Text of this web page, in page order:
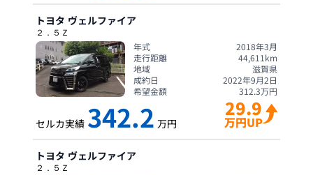
トヨタ ヴェルファイア
２．５Ｚ
年式
2018年3月
走行距離
44,611 km
地域
滋賀県
成約日
2022年9月2日
希望金額
312.3万円
セルカ実績 342.2 万円
29.9
万円UP
トヨタ ヴェルファイア
２．５Ｚ